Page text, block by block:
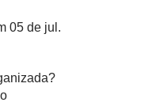
05 de jul.